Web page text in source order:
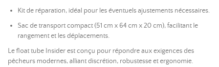
Kit de réparation, idéal pour les éventuels ajustements nécessaires.
Sac de transport compact (51 cm x 64 cm x 20 cm), facilitant le
rangement et les déplacements.
Le float tube Insider est conçu pour répondre aux exigences des
pêcheurs modernes, alliant discrétion, robustesse et ergonomie.